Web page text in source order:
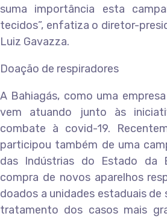
suma importância esta
tecidos”, enfatiza o diretor-
Luiz Gavazza.
Doação de respiradores
A Bahiagás, como uma
vem atuando junto às
combate à covid-19.
participou também de uma
das Indústrias do Estado da
compra de novos aparelhos
doados a unidades estaduais de
tratamento dos casos mais